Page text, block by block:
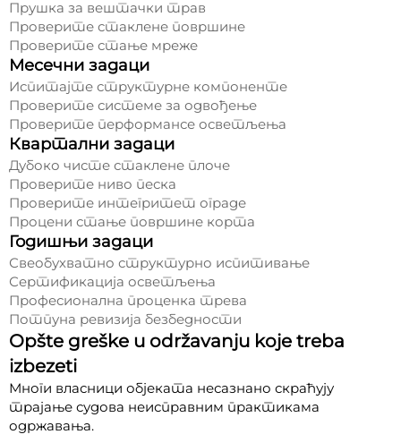
Прушка за вештачки трав
Проверите стаклене површине
Проверите стање мреже
Месечни задаци
Испитајте структурне компоненте
Проверите системе за одвођење
Проверите перформансе осветљења
Квартални задаци
Дубоко чисте стаклене плоче
Проверите ниво песка
Проверите интегритет ограде
Процени стање површине корта
Годишњи задаци
Свеобухватно структурно испитивање
Сертификација осветљења
Професионална проценка трева
Потпуна ревизија безбедности
Opšte greške u održavanju koje treba
izbezeti
Многи власници објеката несазнано скраћују
трајање судова неисправним практикама
одржавања.